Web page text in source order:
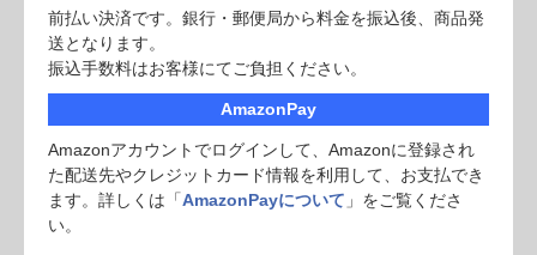
前払い決済です。銀行・郵便局から料金を振込後、商品発
送となります。
振込手数料はお客様にてご負担ください。
AmazonPay
Amazonアカウントでログインして、Amazonに登録され
た配送先やクレジットカード情報を利用して、お支払でき
ます。詳しくは「AmazonPayについて 」をご覧くださ
い。